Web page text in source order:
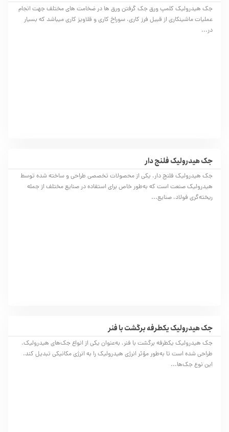
جک هیدرولیک کلمپ ورق جک گرفتن ورق ها در ضخامت های مختلف جهت انجام
عملیات ماشینکاری از قبیل فرز کاری، سوراخ کاری و قلاویز کاری میباشد که بسیار
در...
جک هیدرولیک فلنج دار
جک هیدرولیک فلنج دار، یکی از محصولات تخصصی طراحی و ساخته شده توسط
هیدرولیک صنعت است که به‌طور خاص برای استفاده در صنایع مختلف از جمله
ریخته‌گری فولاد، صنایع...
جک هیدرولیک یکطرفه برگشت با فنر
جک هیدرولیک یکطرفه برگشت با فنر، به‌عنوان یکی از انواع جک‌های هیدرولیک،
طراحی شده است تا به‌طور مؤثر انرژی هیدرولیک را به انرژی مکانیکی تبدیل کند.
این نوع جک‌ها...